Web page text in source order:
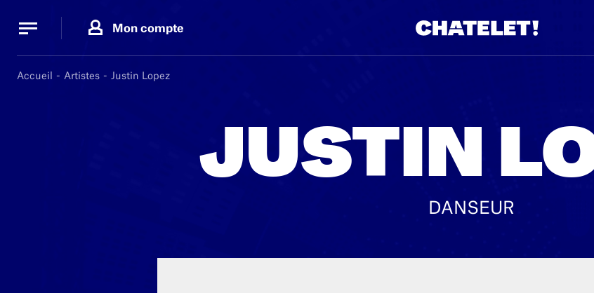
Mon compte
Accueil Artistes Justin Lopez
JUSTIN
DANSEUR